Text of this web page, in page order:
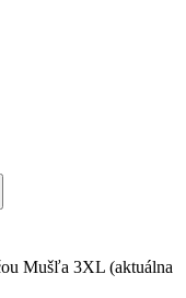
Mušľa 3XL (aktuálna